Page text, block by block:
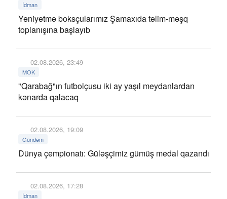
İdman
Yeniyetmə boksçularımız Şamaxıda təlim-məşq
toplanışına başlayıb
02.08.2026, 23:49
MOK
"Qarabağ"ın futbolçusu iki ay yaşıl meydanlardan
kənarda qalacaq
02.08.2026, 19:09
Gündəm
Dünya çempionatı: Güləşçimiz gümüş medal qazandı
02.08.2026, 17:28
İdman